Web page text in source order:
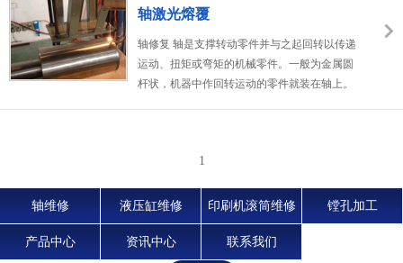
轴激光熔覆
轴修复 轴是支撑转动零件并与之起回转以传递
运动、扭矩或弯矩的机械零件。一般为金属圆
杆状，机器中作回转运动的零件就装在轴上。
1
轴维修 液压缸维修 印刷机滚筒维修 镗孔加工
产品中心 资讯中心 联系我们